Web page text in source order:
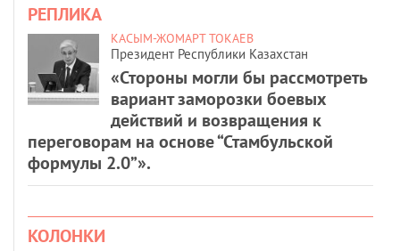
РЕПЛИКА
КАСЫМ-ЖОМАРТ ТОКАЕВ
Президент Республики Казахстан
«Стороны могли бы рассмотреть
вариант заморозки боевых
действий и возвращения к
переговорам на основе “Стамбульской
формулы 2.0”».
КОЛОНКИ